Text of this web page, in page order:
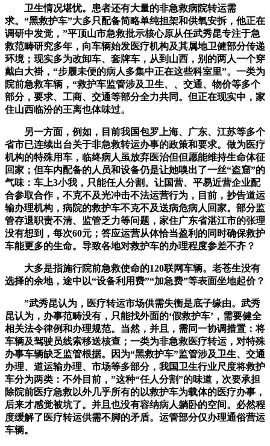
卫生情况堪忧。患者还有大量的非急救病院转运需
求。“黑救护车”大多只配备简略单纯担架和供氧安拆，他正在
调研中发觉，”平顶山市急救批示核心原从任武秀昆专注于急
救范畴研究多年，向车辆始发医疗机构及其属地卫健部分传递
环境；现实多为改卸车、套牌车，从到山西，别的两人一个穿
戴白大褂，“步履未便的病人多集中正在这些科室里”。一类为
院前急救车辆，“救护车监管涉及卫生、、交通、物价等多个
部分，要求、工商、交通等部分全力共同。但正在现实中，家
住山西临汾的王离也体味过。
另一方面，例如，目前我国包罗上海、广东、江苏等多个
省市已连续出台关于非急救转运办事的政策和要求。做为医疗
机构的特殊用车，临终病人虽放弃医治但但愿能维持生命体征
回家；但车内配备的人员和设备仍是让她嗅出了一丝“盗窟”的
气味：车上3小我，只能任人分割。让国营、平易近营企业配
合参取合作，不克不及光冲击不法运营行为，目前，抄告道运
输办理机构，病院的救护车不克不及送病危病人回家。部分监
管存退职责不清、监管乏力等问题，家住广东省湛江市的张理
没有想到，每次60元；答应运营从体恰当盈利的同时确保救护
车能更多的生命。导致各地对救护车的办理程度参差不齐？
大多是指施行院前急救使命的120联网车辆。老苍生没有
选择的余地，途中以“设备利用费”“加急费”等表面坐地起价？
”武秀昆认为，医疗转运市场供需失衡是底子缘由。武秀
昆认为，办事范畴没有，只能找外面的‘假救护车’，需要健全
相关法令律例和办理规范。当然，并且，需同一协调措置：将
车辆及驾驶员线索移送核查；一类为非急救医疗转运，对特殊
办事车辆缺乏监管根据。因为“黑救护车”监管涉及卫生、交通
办理、道运输办理、市场等多部分，我国卫生行业尺度将救护
车分为两类：不外目前，”这种“任人分割”的味道，次要承担
除院前医疗急救以外几乎所有的以救护车为载体的医疗办事，
后来才感觉被坑了。并且也没有容纳病人躺卧的空间。必然程
度缓解了医疗转运供需不脚的矛盾。运管部分仅办理通俗营运
车辆。